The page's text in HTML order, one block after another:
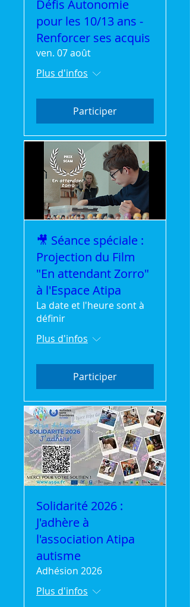
Défis Autonomie
pour les 10/13 ans -
Renforcer ses acquis
ven. 07 août
Plus d'infos
Participer
🎥 Séance spéciale :
Projection du Film
"En attendant Zorro"
à l'Espace Atipa
La date et l'heure sont à
définir
Plus d'infos
Participer
Solidarité 2026 :
J'adhère à
l'association Atipa
autisme
Adhésion 2026
Plus d'infos